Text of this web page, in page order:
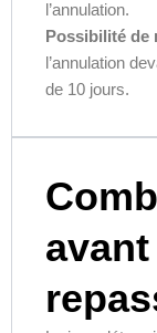
l’annulation.
Possibilité de
l’annulation
de 10 jours.